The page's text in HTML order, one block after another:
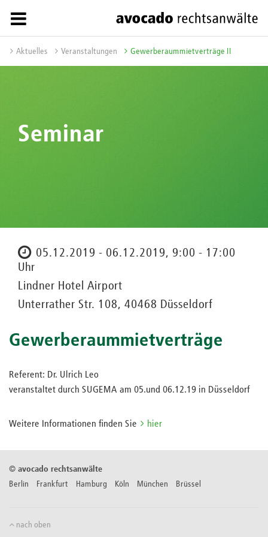
Aktuelles Veranstaltungen Gewerberaummietverträge II
Seminar
05.12.2019 - 06.12.2019, 9:00 - 17:00
Uhr
Lindner Hotel Airport
Unterrather Str. 108, 40468 Düsseldorf
Gewerberaummietverträge
Referent: Dr. Ulrich Leo
veranstaltet durch SUGEMA am 05.und 06.12.19 in Düsseldorf
Weitere Informationen finden Sie hier
© avocado rechtsanwälte
Berlin Frankfurt Hamburg Köln München Brüssel
nach oben